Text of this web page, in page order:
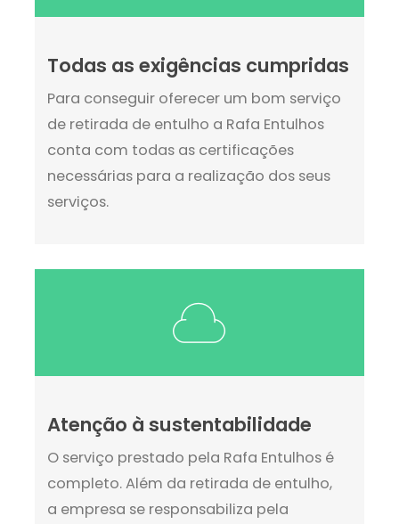
Todas as exigências cumpridas
Para conseguir oferecer um bom serviço
de retirada de entulho a Rafa Entulhos
conta com todas as certificações
necessárias para a realização dos seus
serviços.
Atenção à sustentabilidade
O serviço prestado pela Rafa Entulhos é
completo. Além da retirada de entulho,
a empresa se responsabiliza pela